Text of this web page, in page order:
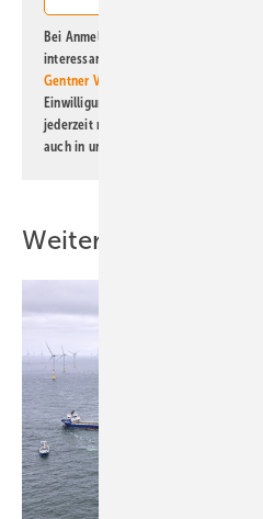
Bei Anmeldung zu diesem Newsletter
interessante Verlags- und Online-
Gentner Verlag GmbH & Co. KG
Einwilligung kann ich jederzeit
jederzeit möglich. Informationen zum
auch in unserer
Weitere Inhalte